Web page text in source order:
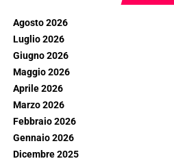
Agosto 2026
Luglio 2026
Giugno 2026
Maggio 2026
Aprile 2026
Marzo 2026
Febbraio 2026
Gennaio 2026
Dicembre 2025